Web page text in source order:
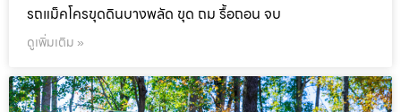
รถแม็คโครขุดดินบางพลัด ขุด ถม รื้อถอน จบ
ดูเพิ่มเติม »